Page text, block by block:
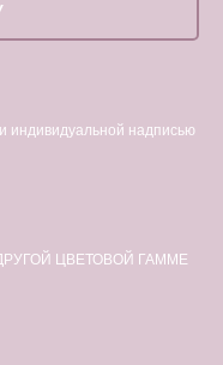
индивидуальной надписью
ЦВЕТОВОЙ ГАММЕ